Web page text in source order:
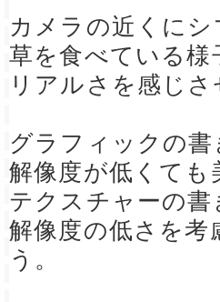
カメラの近くに
草を食べている
リアルさを感じさ
グラフィックの
解像度が低くて
テクスチャーの
解像度の低さを
う。